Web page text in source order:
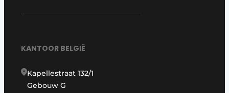
KANTOOR BELGIË
Kapellestraat 132/1
Gebouw G